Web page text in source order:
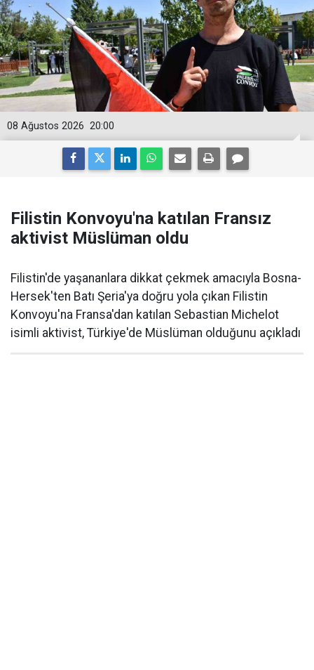
20:00
08 Ağustos 2026
Filistin Konvoyu'na katılan Fransız
aktivist Müslüman oldu
Filistin'de yaşananlara dikkat çekmek amacıyla Bosna-
Hersek'ten Batı Şeria'ya doğru yola çıkan Filistin
Konvoyu'na Fransa'dan katılan Sebastian Michelot
isimli aktivist, Türkiye'de Müslüman olduğunu açıkladı